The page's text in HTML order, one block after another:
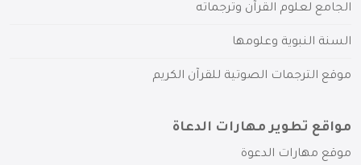
الجامع لعلوم القرآن وترجماته
السنة النبوية وعلومها
موقع الترجمات الصوتية للقرآن الكريم
مواقع تطوير مهارات الدعاة
موقع مهارات الدعوة